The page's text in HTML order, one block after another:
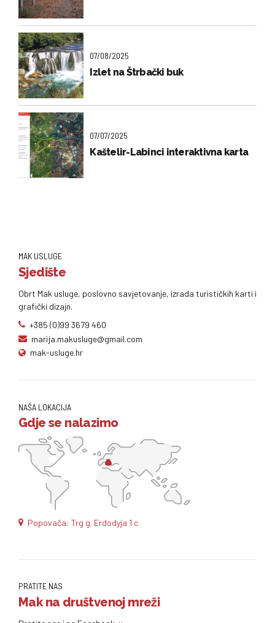
07/08/2025
Izlet na Štrbački buk
07/07/2025
Kaštelir-Labinci interaktivna karta
MAK USLUGE
Sjedište
Obrt Mak usluge, poslovno savjetovanje, izrada turističkih karti i
grafički dizajn.
+385 (0)99 3679 460
marija.makusluge@gmail.com
mak-usluge.hr
NAŠA LOKACIJA
Gdje se nalazimo
Popovača: Trg g. Erdodyja 1 c
PRATITE NAS
Mak na društvenoj mreži